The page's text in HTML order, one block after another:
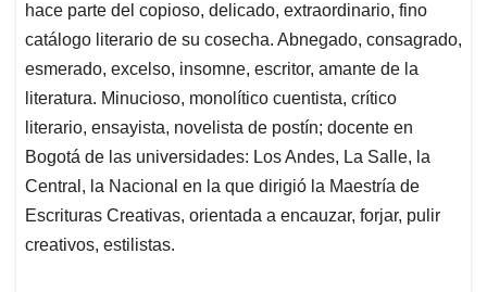
hace parte del copioso, delicado, extraordinario, fino
catálogo literario de su cosecha. Abnegado, consagrado,
esmerado, excelso, insomne, escritor, amante de la
literatura. Minucioso, monolítico cuentista, crítico
literario, ensayista, novelista de postín; docente en
Bogotá de las universidades: Los Andes, La Salle, la
Central, la Nacional en la que dirigió la Maestría de
Escrituras Creativas, orientada a encauzar, forjar, pulir
creativos, estilistas.